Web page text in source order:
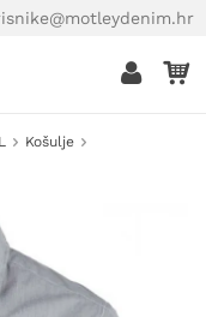
Košulje